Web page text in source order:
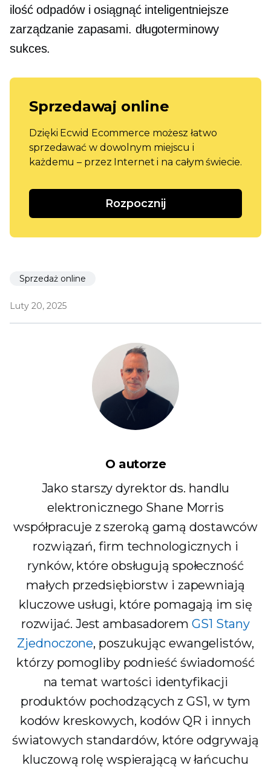
ilość odpadów i osiągnąć inteligentniejsze
zarządzanie zapasami. długoterminowy
sukces.
Sprzedawaj online
Dzięki Ecwid Ecommerce możesz łatwo
sprzedawać w dowolnym miejscu i
każdemu – przez Internet i na całym świecie.
Rozpocznij
Sprzedaż online
Luty 20, 2025
O autorze
Jako starszy dyrektor ds. handlu
elektronicznego Shane Morris
współpracuje z szeroką gamą dostawców
rozwiązań, firm technologicznych i
rynków, które obsługują społeczność
małych przedsiębiorstw i zapewniają
kluczowe usługi, które pomagają im się
rozwijać. Jest ambasadoremGS1 Stany
Zjednoczone, poszukując ewangelistów,
którzy pomogliby podnieść świadomość
na temat wartości identyfikacji
produktów pochodzących z GS1, w tym
kodów kreskowych, kodów QR i innych
światowych standardów, które odgrywają
kluczową rolę wspierającą w łańcuchu